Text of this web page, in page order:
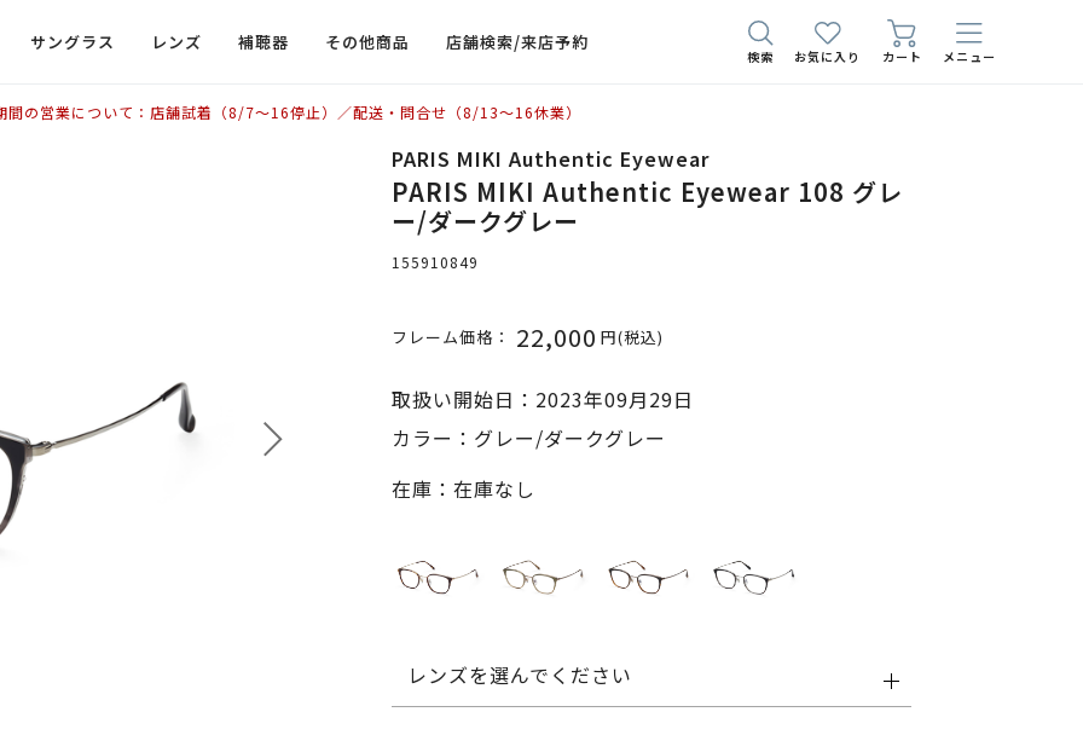
サングラス レンズ 補聴器 その他商品 店舗検索/来店予約
検索 お気に入り カート メニュー
間の営業について：店舗試着（8/7〜16停止）／配送・問合せ（8/13〜16休業）
PARIS MIKI Authentic Eyewear
PARIS MIKI Authentic Eyewear 108 グレ
ー/ダークグレー
155910849
フレーム価格： 22,000 円(税込)
取扱い開始日：2023年09月29日
カラー：グレー/ダークグレー
在庫：在庫なし
レンズを選んでください